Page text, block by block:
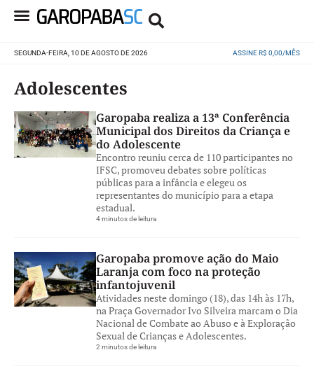
SEGUNDA-FEIRA, 10 DE AGOSTO DE 2026 ASSINE R$ 0,00/MÊS
Adolescentes
Garopaba realiza a 13ª Conferência
Municipal dos Direitos da Criança e
do Adolescente
Encontro reuniu cerca de 110 participantes no
IFSC, promoveu debates sobre políticas
públicas para a infância e elegeu os
representantes do município para a etapa
estadual.
4 minutos de leitura
Garopaba promove ação do Maio
Laranja com foco na proteção
infantojuvenil
Atividades neste domingo (18), das 14h às 17h,
na Praça Governador Ivo Silveira marcam o Dia
Nacional de Combate ao Abuso e à Exploração
Sexual de Crianças e Adolescentes.
2 minutos de leitura